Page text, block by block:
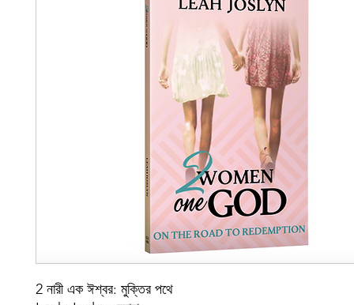
2 নারী এক ঈশ্বর: মুক্তির পথে